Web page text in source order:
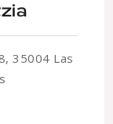
35004 Las